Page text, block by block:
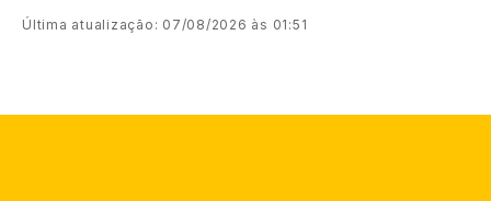
Última atualização: 07/08/2026 às 01:51